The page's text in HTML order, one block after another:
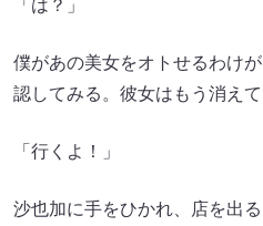
「は？」
僕があの美女をオトせるわけ
認してみる。彼女はもう消えて
「行くよ！」
沙也加に手をひかれ、店を出